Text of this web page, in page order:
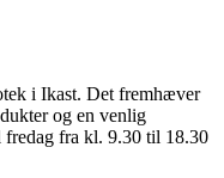
i Ikast. Det fremhæver
og en venlig
fredag fra kl. 9.30 til 18.30